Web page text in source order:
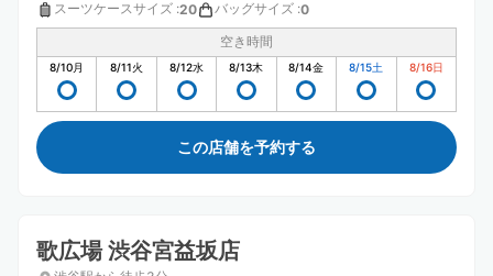
スーツケースサイズ :20 バッグサイズ :0
空き時間
8/10月 8/11火 8/12水 8/13木 8/14金 8/15土 8/16日
この店舗を予約する
歌広場 渋谷宮益坂店